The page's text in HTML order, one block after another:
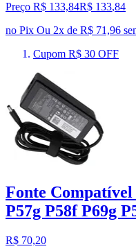
Preço R$ 133,84R$ 133,84
no Pix Ou 2x de R$ 71,96
Cupom R$ 30 OFF
Fonte
P57g P58f P69g
R$ 70,20